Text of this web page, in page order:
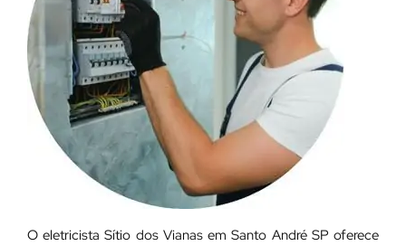
O eletricista Sítio dos Vianas em Santo André SP oferece